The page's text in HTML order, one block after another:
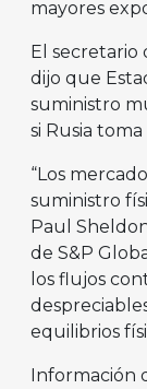
mayores
El secretario
dijo que
suministro
si Rusia
“Los
suministro
Paul
de S&P
los flujos
equilibrios
Información